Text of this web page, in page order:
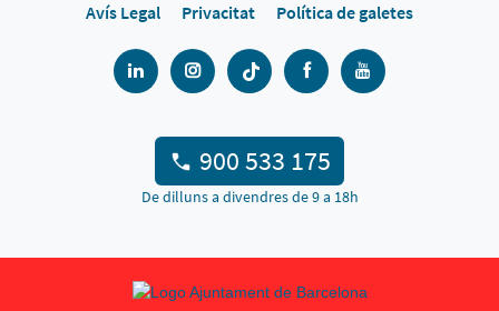
Avís Legal
Privacitat Política de galetes
900 533 175
De dilluns a divendres de 9 a 18h